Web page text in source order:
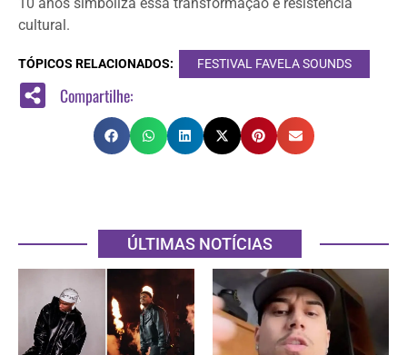
cultural.
TÓPICOS RELACIONADOS: FESTIVAL FAVELA SOUNDS
Compartilhe:
ÚLTIMAS NOTÍCIAS